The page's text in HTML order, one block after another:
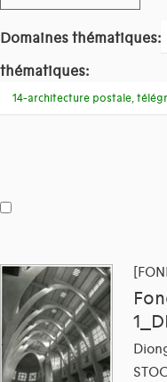
Domaines thématiques:
thématiques:
14-architecture postale,